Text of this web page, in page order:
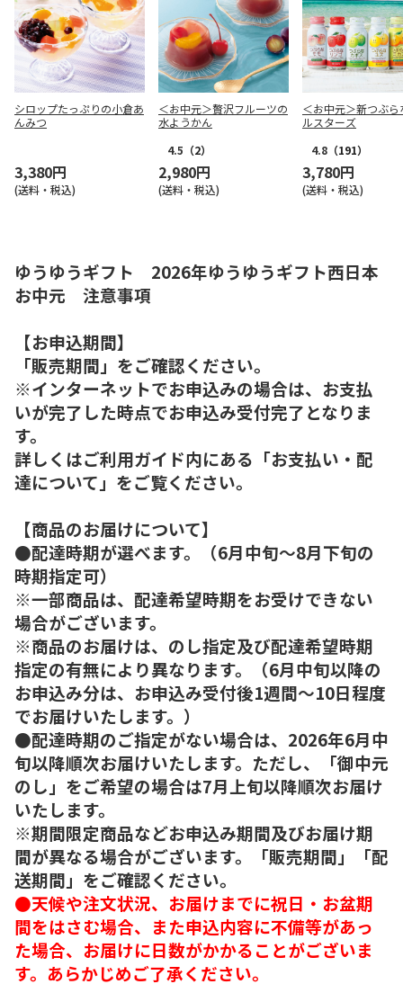
シロップたっぷりの小倉あ
んみつ
3,380円
(送料・税込)
＜お中元＞贅沢フルーツの
水ようかん
4.5 （2）
2,980円
(送料・税込)
＜お中元＞新つぶら
ルスターズ
4.8 （191）
3,780円
(送料・税込)
ゆうゆうギフト 2026年ゆうゆうギフト西日本
お中元 注意事項
【お申込期間】
「販売期間」をご確認ください。
※インターネットでお申込みの場合は、お支払
いが完了した時点でお申込み受付完了となりま
す。
詳しくはご利用ガイド内にある「お支払い・配
達について」をご覧ください。
【商品のお届けについて】
●配達時期が選べます。（6月中旬～8月下旬の
時期指定可）
※一部商品は、配達希望時期をお受けできない
場合がございます。
※商品のお届けは、のし指定及び配達希望時期
指定の有無により異なります。（6月中旬以降の
お申込み分は、お申込み受付後1週間～10日程度
でお届けいたします。）
●配達時期のご指定がない場合は、2026年6月中
旬以降順次お届けいたします。ただし、「御中元
のし」をご希望の場合は7月上旬以降順次お届け
いたします。
※期間限定商品などお申込み期間及びお届け期
間が異なる場合がございます。「販売期間」「配
送期間」をご確認ください。
●天候や注文状況、お届けまでに祝日・お盆期
間をはさむ場合、また申込内容に不備等があっ
た場合、お届けに日数がかかることがございま
す。あらかじめご了承ください。